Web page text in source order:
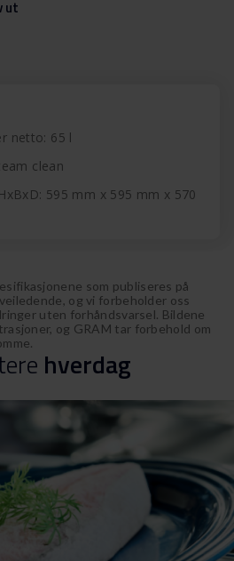
ut
netto: 65 l
clean
595 mm x 595 mm x 570
som publiseres på
og vi forbeholder oss
uten forhåndsvarsel. Bildene
og GRAM tar forbehold om
hverdag